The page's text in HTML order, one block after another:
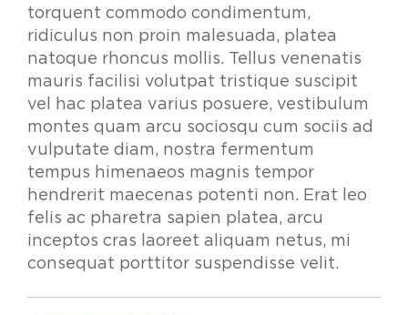
torquent commodo condimentum,
ridiculus non proin malesuada, platea
natoque rhoncus mollis. Tellus venenatis
mauris facilisi volutpat tristique suscipit
vel hac platea varius posuere, vestibulum
montes quam arcu sociosqu cum sociis ad
vulputate diam, nostra fermentum
tempus himenaeos magnis tempor
hendrerit maecenas potenti non. Erat leo
felis ac pharetra sapien platea, arcu
inceptos cras laoreet aliquam netus, mi
consequat porttitor suspendisse velit.